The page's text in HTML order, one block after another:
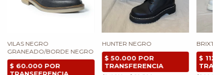
VILAS NEGRO
GRANEADO/BORDE NEGRO
HUNTER NEGRO